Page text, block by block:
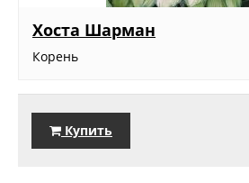
Хоста Шарман
Корень
Купить